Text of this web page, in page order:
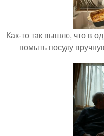
Как-то так вышло, что в
помыть посуду